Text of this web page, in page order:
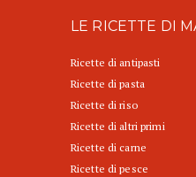
LE RICETTE DI
Ricette di antipasti
Ricette di pasta
Ricette di riso
Ricette di altri primi
Ricette di carne
Ricette di pesce